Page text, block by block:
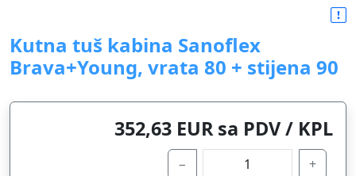
Kutna tuš kabina Sanoflex
Brava+Young, vrata 80 + stijena 90
352,63 EUR sa PDV / KPL
− +